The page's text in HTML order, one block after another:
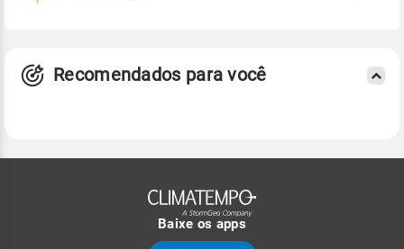
Recomendados para você
Baixe os apps